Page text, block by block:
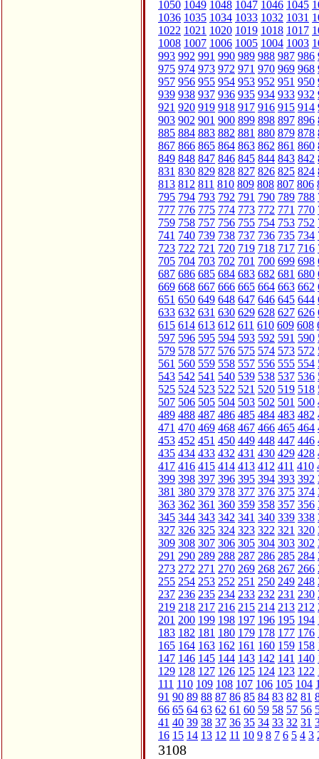
1050 1049 1048 1047 1046 1045
1036 1035 1034 1033 1032 1031
1022 1021 1020 1019 1018 1017
1008 1007 1006 1005 1004 1003
993 992 991 990 989 988 987 986
975 974 973 972 971 970 969 968
957 956 955 954 953 952 951 950
939 938 937 936 935 934 933 932
921 920 919 918 917 916 915 914
903 902 901 900 899 898 897 896
885 884 883 882 881 880 879 878
867 866 865 864 863 862 861 860
849 848 847 846 845 844 843 842
831 830 829 828 827 826 825 824
813 812 811 810 809 808 807 806
795 794 793 792 791 790 789 788
777 776 775 774 773 772 771 770
759 758 757 756 755 754 753 752
741 740 739 738 737 736 735 734
723 722 721 720 719 718 717 716
705 704 703 702 701 700 699 698
687 686 685 684 683 682 681 680
669 668 667 666 665 664 663 662
651 650 649 648 647 646 645 644
633 632 631 630 629 628 627 626
615 614 613 612 611 610 609 608
597 596 595 594 593 592 591 590
579 578 577 576 575 574 573 572
561 560 559 558 557 556 555 554
543 542 541 540 539 538 537 536
525 524 523 522 521 520 519 518
507 506 505 504 503 502 501 500
489 488 487 486 485 484 483 482
471 470 469 468 467 466 465 464
453 452 451 450 449 448 447 446
435 434 433 432 431 430 429 428
417 416 415 414 413 412 411 410
399 398 397 396 395 394 393 392
381 380 379 378 377 376 375 374
363 362 361 360 359 358 357 356
345 344 343 342 341 340 339 338
327 326 325 324 323 322 321 320
309 308 307 306 305 304 303 302
291 290 289 288 287 286 285 284
273 272 271 270 269 268 267 266
255 254 253 252 251 250 249 248
237 236 235 234 233 232 231 230
219 218 217 216 215 214 213 212
201 200 199 198 197 196 195 194
183 182 181 180 179 178 177 176
165 164 163 162 161 160 159 158
147 146 145 144 143 142 141 140
129 128 127 126 125 124 123 122
111 110 109 108 107 106 105 104
91 90 89 88 87 86 85 84 83 82 81
66 65 64 63 62 61 60 59 58 57 56
41 40 39 38 37 36 35 34 33 32 31
16 15 14 13 12 11 10 9 8 7 6 5 4 3
3108